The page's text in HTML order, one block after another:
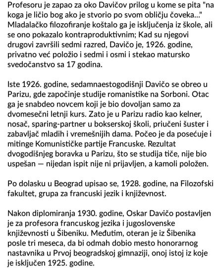
Profesoru je zapao za oko Davičov prilog u kome se pita "na
koga je ličio bog ako je stvorio po svom obličju čoveka..."
Mladalačko filozofiranje koštalo ga je isključenja iz škole, ali
se ono pokazalo kontraproduktivnim; Kad su njegovi
drugovi završili sedmi razred, Davičo je, 1926. godine,
privatno već položio i sedmi i osmi i stekao matursko
svedočanstvo sa 17 godina.
Iste 1926. godine, sedamnaestogodišnji Davičo se obreo u
Parizu, gde započinje studije romanistike na Sorboni. Otac
ga je snabdeo novcem koji je bio dovoljan samo za
dvomesečni letnji kurs. Zato je u Parizu radio kao kelner,
nosač, sparing-partner u bokserskoj školi, priučeni šuster i
zabavljač mladih i vremešnijih dama. Počeo je da posećuje i
mitinge Komunističke partije Francuske. Rezultat
dvogodišnjeg boravka u Parizu, što se studija tiče, nije bio
uspešan — nijedan ispit nije ni prijavljen, a kamoli položen.
Po dolasku u Beograd upisao se, 1928. godine, na Filozofski
fakultet, grupa za francuski jezik i književnost.
Nakon diplomiranja 1930. godine, Oskar Davičo postavljen
je za profesora francuskog jezika i jugoslovenske
književnosti u Šibeniku. Međutim, oteran je iz Šibenika
posle tri meseca, da bi odmah dobio mesto honorarnog
nastavnika u Prvoj beogradskoj gimnaziji, onoj istoj iz koje
je isključen 1925. godine.